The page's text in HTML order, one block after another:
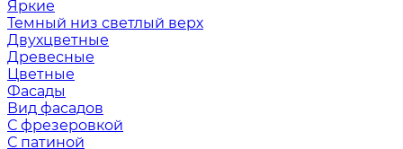
Яркие
Темный низ светлый верх
Двухцветные
Древесные
Цветные
Фасады
Вид фасадов
С фрезеровкой
С патиной